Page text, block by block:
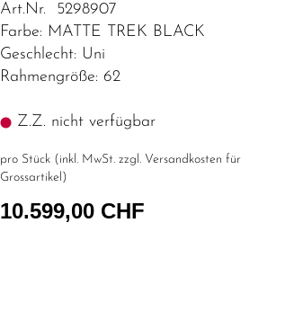
Art.Nr. 5298907
Farbe: MATTE TREK BLACK
Geschlecht: Uni
Rahmengröße: 62
Z.Z. nicht verfügbar
pro Stück (inkl. MwSt. zzgl. Versandkosten für
Grossartikel )
10.599,00 CHF